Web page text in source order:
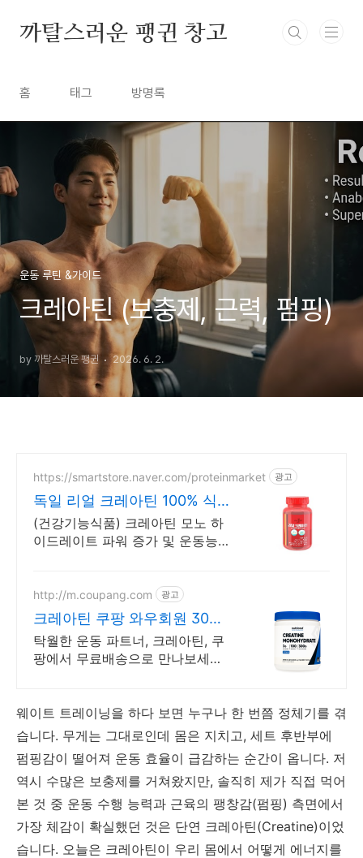
까탈스러운 팽귄 창고
홈 태그 방명록
운동 루틴 &가이드
크레아틴 (보충제, 근력, 펌핑)
by 까탈스러운 팽귄 2026. 6. 2.
https://smartstore.naver.com/proteinmarket 광고
독일 리얼 크레아틴 100% 식약
처 (GMP) 인증
(건강기능식품) 크레아틴 모노 하
이드레이트 파워 증가 및 운동능력
http://m.coupang.com 광고
크레아틴 쿠팡 와우회원 30일
무료반품
탁월한 운동 파트너, 크레아틴, 쿠
팡에서 무료배송으로 만나보세요.
세요.
웨이트 트레이닝을 하다 보면 누구나 한 번쯤 정체기를 겪
습니다. 무게는 그대로인데 몸은 지치고, 세트 후반부에
펌핑감이 떨어져 운동 효율이 급감하는 순간이 옵니다. 저
역시 수많은 보충제를 거쳐왔지만, 솔직히 제가 직접 먹어
본 것 중 운동 수행 능력과 근육의 팽창감(펌핑) 측면에서
가장 체감이 확실했던 것은 단연 크레아틴(Creatine)이었
습니다. 오늘은 크레아틴이 우리 몸에서 어떻게 에너지를